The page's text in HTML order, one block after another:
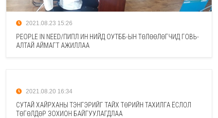
2021.08.23 15:26
PEOPLE IN NEED/ПИПЛ ИН НИЙД ОУТББ-ЫН ТӨЛӨӨЛӨГЧИД ГОВЬ-
АЛТАЙ АЙМАГТ АЖИЛЛАА
2021.08.20 16:34
СУТАЙ ХАЙРХАНЫ ТЭНГЭРИЙГ ТАЙХ ТӨРИЙН ТАХИЛГА ЁСЛОЛ
ТӨГӨЛДӨР ЗОХИОН БАЙГУУЛАГДЛАА